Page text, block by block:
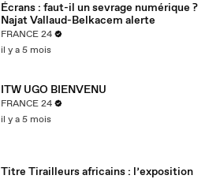
Écrans : faut-il un sevrage numérique ?
Najat Vallaud-Belkacem alerte
FRANCE 24
il y a 5 mois
ITW UGO BIENVENU
FRANCE 24
il y a 5 mois
Titre Tirailleurs africains : l’exposition